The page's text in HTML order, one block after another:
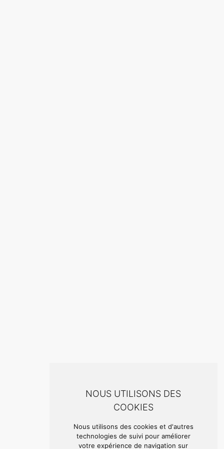
NOUS UTILISONS DES
COOKIES
Nous utilisons des cookies et d'autres
technologies de suivi pour améliorer
votre expérience de navigation sur